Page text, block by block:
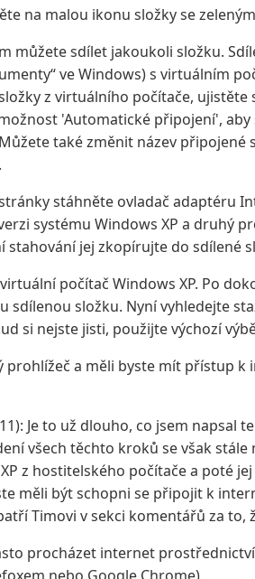
na malou ikonu složky se
můžete sdílet jakoukoli složku.
ve Windows) s virtuálním
z virtuálního počítače,
'Automatické připojení',
také změnit název připojené
stáhněte ovladač adaptéru
systému Windows XP a druhý
stahování jej zkopírujte do sdílené
počítač Windows XP. Po
sdílenou složku. Nyní vyhledejte
si nejste jisti, použijte výchozí
prohlížeč a měli byste mít přístup
Je to už dlouho, co jsem
všech těchto kroků se však
z hostitelského počítače a poté
měli být schopni se připojit k
Timovi v sekci komentářů za to,
procházet internet